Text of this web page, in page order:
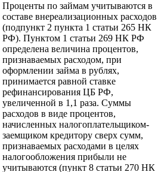
Проценты по займам учитываются в
составе внереализационных расходов
(подпункт 2 пункта 1 статьи 265 НК
РФ). Пунктом 1 статьи 269 НК РФ
определена величина процентов,
признаваемых расходом, при
оформлении займа в рублях,
принимается равной ставке
рефинансирования ЦБ РФ,
увеличенной в 1,1 раза. Суммы
расходов в виде процентов,
начисленных налогоплательщиком-
заемщиком кредитору сверх сумм,
признаваемых расходами в целях
налогообложения прибыли не
учитываются (пункт 8 статьи 270 НК